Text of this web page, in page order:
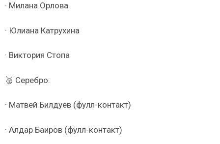
· Милана Орлова
· Юлиана Катрухина
· Виктория Стопа
🥈 Серебро:
· Матвей Билдуев (фулл-контакт)
· Алдар Баиров (фулл-контакт)